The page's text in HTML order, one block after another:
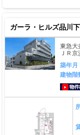
ガーラ・ヒルズ品川
東急大
ＪＲ
築年月
建物階